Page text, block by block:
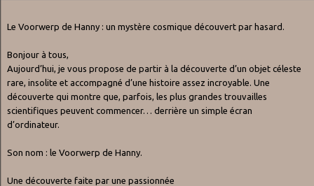
Le Voorwerp de Hanny : un mystère cosmique découvert par hasard.
Bonjour à tous,
Aujourd’hui, je vous propose de partir à la découverte d’un objet céleste
rare, insolite et accompagné d’une histoire assez incroyable. Une
découverte qui montre que, parfois, les plus grandes trouvailles
scientifiques peuvent commencer… derrière un simple écran
d’ordinateur.
Son nom : le Voorwerp de Hanny.
Une découverte faite par une passionnée